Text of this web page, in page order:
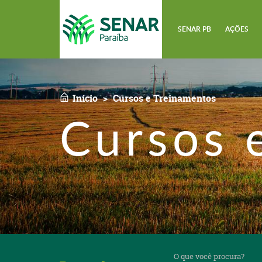
SENAR PB AÇÕES
Início Cursos e Treinamentos
Cursos
que